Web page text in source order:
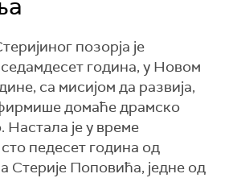
позорја је
година, у Новом
са мисијом да развија,
домаће драмско
Настала је у време
педесет година од
Стерије Поповића, једне од